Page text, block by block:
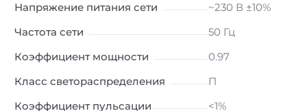
Напряжение питания сети
~230 В ±10%
Частота сети
50 Гц
Коэффициент мощности
0.97
Класс светораспределения
П
Коэффициент пульсации
<1%